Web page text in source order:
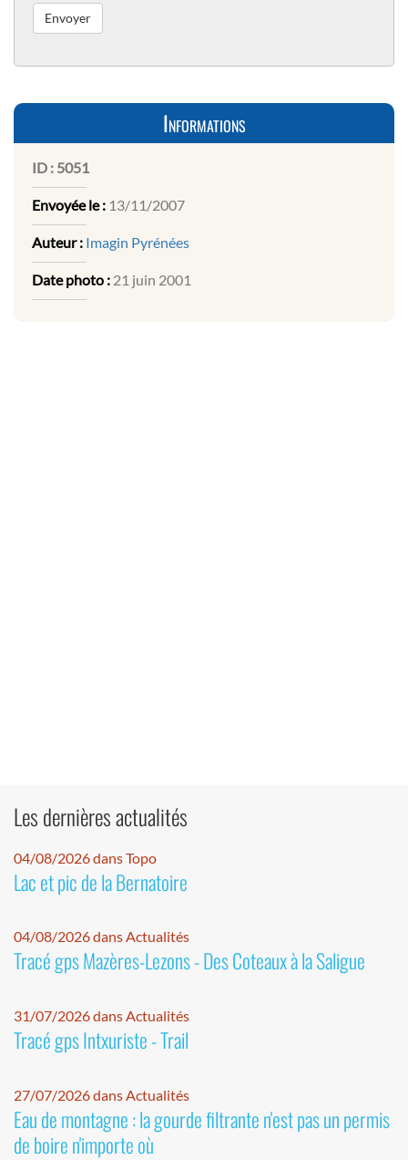
Informations
ID : 5051
Envoyée le : 13/11/2007
Auteur : Imagin Pyrénées
Date photo : 21 juin 2001
Les dernières actualités
04/08/2026 dans Topo
Lac et pic de la Bernatoire
04/08/2026 dans Actualités
Tracé gps Mazères-Lezons - Des Coteaux à la Saligue
31/07/2026 dans Actualités
Tracé gps Intxuriste - Trail
27/07/2026 dans Actualités
Eau de montagne : la gourde filtrante n'est pas un permis
de boire n'importe où